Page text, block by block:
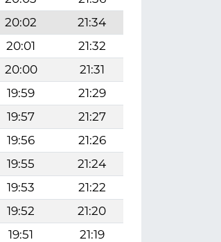
20:02
21:34
20:01
21:32
20:00
21:31
19:59
21:29
19:57
21:27
19:56
21:26
19:55
21:24
19:53
21:22
19:52
21:20
19:51
21:19